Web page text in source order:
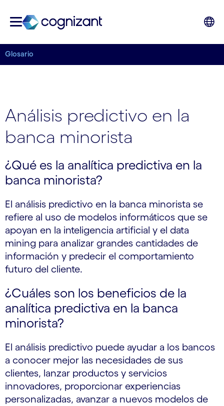
Glosario
Análisis predictivo en la
banca minorista
¿Qué es la analítica predictiva en la
banca minorista?
El análisis predictivo en la banca minorista se
refiere al uso de modelos informáticos que se
apoyan en la inteligencia artificial y el data
mining para analizar grandes cantidades de
información y predecir el comportamiento
futuro del cliente.
¿Cuáles son los beneficios de la
analítica predictiva en la banca
minorista?
El análisis predictivo puede ayudar a los bancos
a conocer mejor las necesidades de sus
clientes, lanzar productos y servicios
innovadores, proporcionar experiencias
personalizadas, avanzar a nuevos modelos de